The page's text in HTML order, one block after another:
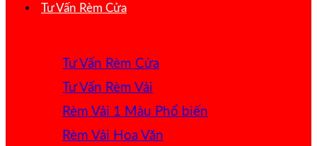
Tư Vấn Rèm Cửa
Tư Vấn Rèm Cửa
Tư Vấn Rèm Vải
Rèm Vải 1 Màu
Rèm Vải Hoa Văn